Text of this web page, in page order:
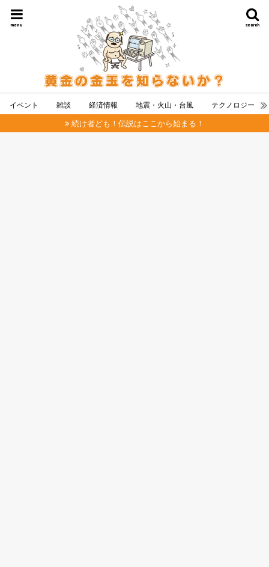
search
menu
イベント 雑談 経済情報 地震・火山・台風 テクノロジー
続け者ども！伝説はここから始まる！